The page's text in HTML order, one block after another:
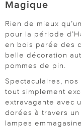
Magique
Rien de mieux
pour la période
en bois parée des
belle décoration
pommes de pin.
Spectaculaires, nos
tout simplement
extravagante avec
dorées à travers
lampes